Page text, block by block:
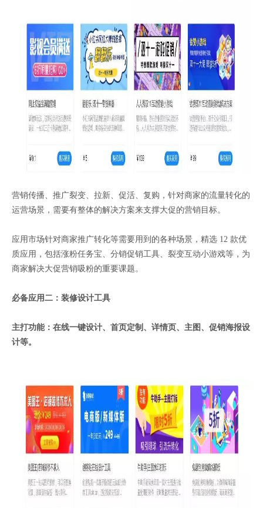
营销传播、推广裂变、拉新、促活、复购，针对商家的流量转化的
运营场景，需要有整体的解决方案来支撑大促的营销目标。
应用市场针对商家推广转化等需要用到的各种场景，精选 12 款优
质应用，包括涨粉任务宝、分销促销工具、裂变互动小游戏等，为
商家解决大促营销吸粉的重要课题。
必备应用二：装修设计工具
主打功能：在线一键设计、首页定制、详情页、主图、促销海报设
计等。